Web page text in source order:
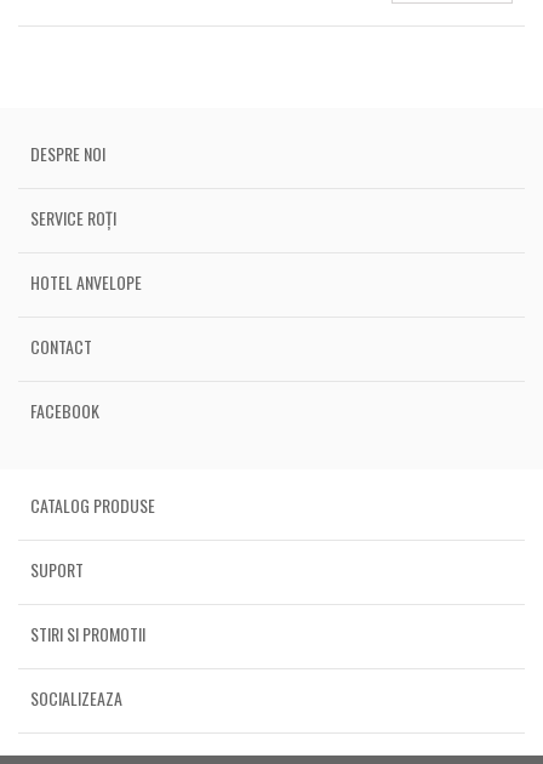
DESPRE NOI
SERVICE ROȚI
HOTEL ANVELOPE
CONTACT
FACEBOOK
CATALOG PRODUSE
SUPORT
STIRI SI PROMOTII
SOCIALIZEAZA